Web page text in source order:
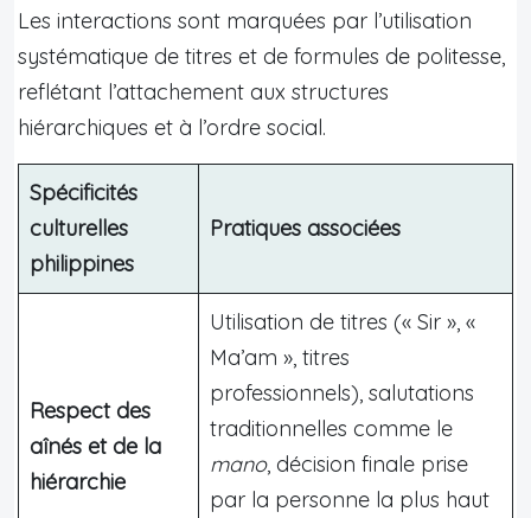
Les interactions sont marquées par l’utilisation
systématique de titres et de formules de politesse,
reflétant l’attachement aux structures
hiérarchiques et à l’ordre social.
Spécificités
culturelles
philippines
Pratiques associées
Respect des
aînés et de la
hiérarchie
Utilisation de titres (« Sir », «
Ma’am », titres
professionnels), salutations
traditionnelles comme le
mano, décision finale prise
par la personne la plus haut